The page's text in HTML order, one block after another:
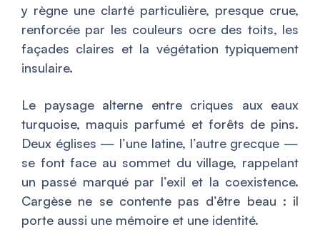
y règne une clarté particulière, presque crue,
renforcée par les couleurs ocre des toits, les
façades claires et la végétation typiquement
insulaire.
Le paysage alterne entre criques aux eaux
turquoise, maquis parfumé et forêts de pins.
Deux églises — l’une latine, l’autre grecque —
se font face au sommet du village, rappelant
un passé marqué par l’exil et la coexistence.
Cargèse ne se contente pas d’être beau : il
porte aussi une mémoire et une identité.